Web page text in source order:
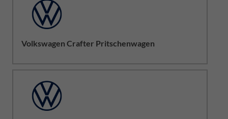
Volkswagen Crafter Pritschenwagen